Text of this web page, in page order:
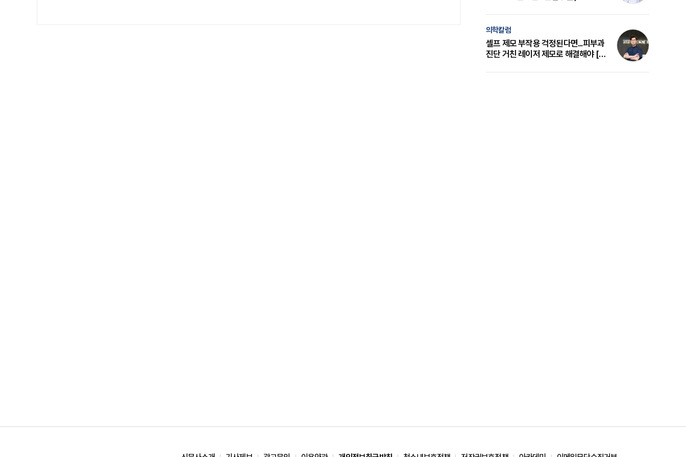
의학칼럼
셀프 제모 부작용 걱정된다면...피부과
진단 거친 레이저 제모로 해결해야 [변